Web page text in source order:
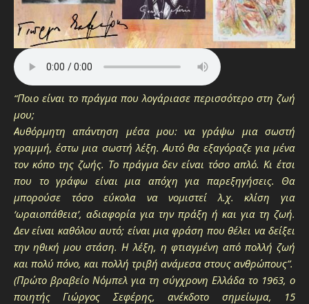
“Ποιο είναι το πράγμα που λογάριασε περισσότερο στη ζωή
μου;
Αυθόρμητη απάντηση μέσα μου: να γράψω μια σωστή
γραμμή, έστω μια σωστή λέξη. Αυτό θα εξαγόραζε για μένα
τον κόπο της ζωής. Το πράγμα δεν είναι τόσο απλό. Κι έτσι
που το γράφω είναι μια απόχη για παρεξηγήσεις. Θα
μπορούσε τόσο εύκολα να νομιστεί λ.χ. κλίση για
‘ωραιοπάθεια’, αδιαφορία για την πράξη ή και για τη ζωή.
Δεν είναι καθόλου αυτό; είναι μια φράση που θέλει να δείξει
την ηθική μου στάση. Η λέξη, η φτιαγμένη από πολλή ζωή
και πολύ πόνο, και πολλή τριβή ανάμεσα στους ανθρώπους”.
(Πρώτο βραβείο Νόμπελ για τη σύγχρονη Ελλάδα το 1963, ο
ποιητής Γιώργος Σεφέρης, ανέκδοτο σημείωμα, 15